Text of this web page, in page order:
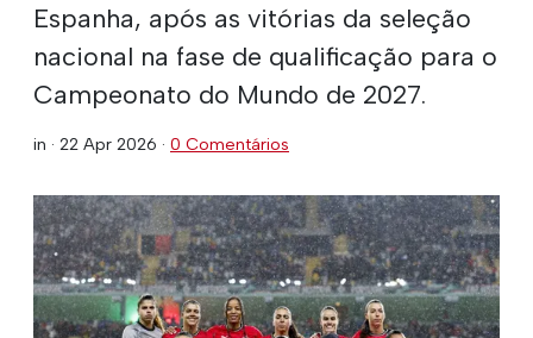
Espanha, após as vitórias da seleção
nacional na fase de qualificação para o
Campeonato do Mundo de 2027.
in · 22 Apr 2026 · 0 Comentários